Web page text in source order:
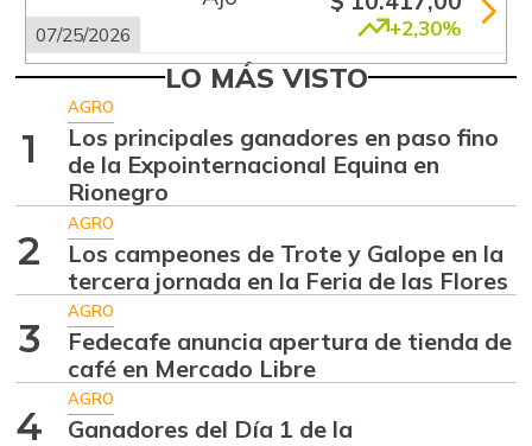
07/25/2026 +2,30%
Arracacha
07/25/2026
$ 4.740,00
Arveja verde
07/25/2026
$ 6.058,00
+2,38%
Banano criollo
07/25/2026
$ 867,00
+12,16%
Berenjena
07/25/2026
$ 7.625,00
Calabacín
LO MÁS VISTO
1
AGRO
Los principales ganadores en paso fino
de la Expointernacional Equina en
Rionegro
2
AGRO
Los campeones de Trote y Galope en la
tercera jornada en la Feria de las Flores
3
AGRO
Fedecafe anuncia apertura de tienda de
café en Mercado Libre
4
AGRO
Ganadores del Día 1 de la